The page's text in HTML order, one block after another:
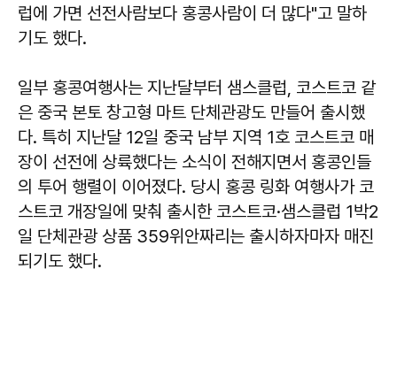
럽에 가면 선전사람보다 홍콩사람이 더 많다"고 말하
기도 했다.
일부 홍콩여행사는 지난달부터 샘스클럽, 코스트코 같
은 중국 본토 창고형 마트 단체관광도 만들어 출시했
다. 특히 지난달 12일 중국 남부 지역 1호 코스트코 매
장이 선전에 상륙했다는 소식이 전해지면서 홍콩인들
의 투어 행렬이 이어졌다. 당시 홍콩 링화 여행사가 코
스트코 개장일에 맞춰 출시한 코스트코·샘스클럽 1박2
일 단체관광 상품 359위안짜리는 출시하자마자 매진
되기도 했다.